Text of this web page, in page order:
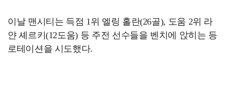
이날 맨시티는 득점 1위 엘링 홀란(26골), 도움 2위 라
얀 셰르키(12도움) 등 주전 선수들을 벤치에 앉히는 등
로테이션을 시도했다.